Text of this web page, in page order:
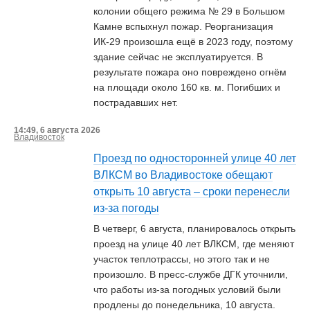
колонии общего режима № 29 в Большом
Камне вспыхнул пожар. Реорганизация
ИК-29 произошла ещё в 2023 году, поэтому
здание сейчас не эксплуатируется. В
результате пожара оно повреждено огнём
на площади около 160 кв. м. Погибших и
пострадавших нет.
14:49, 6 августа 2026
Владивосток
Проезд по односторонней улице 40 лет
ВЛКСМ во Владивостоке обещают
открыть 10 августа – сроки перенесли
из-за погоды
В четверг, 6 августа, планировалось открыть
проезд на улице 40 лет ВЛКСМ, где меняют
участок теплотрассы, но этого так и не
произошло. В пресс-службе ДГК уточнили,
что работы из-за погодных условий были
продлены до понедельника, 10 августа.